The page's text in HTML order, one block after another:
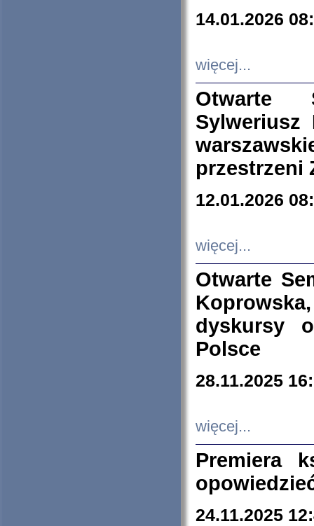
14.01.2026
więcej...
Otwarte
Sylweriusz
przestrzeni
12.01.2026
więcej...
Otwarte
dyskursy
Polsce
28.11.2025
więcej...
Premiera
24.11.2025